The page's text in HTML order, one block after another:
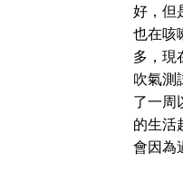
好，但
也在咳
多，現
吹氣測
了一周
的生活
會因為